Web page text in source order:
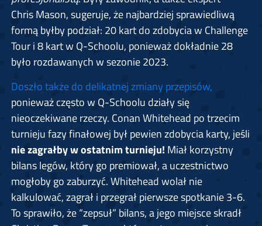
Chris Mason, sugeruje, że najbardziej sprawiedliwą
formą byłby podział: 20 kart do zdobycia w Challenge
Tour i 8 kart w Q-Schoolu, ponieważ dokładnie 28
było rozdawanych w sezonie 2023.
Doszło także do delikatnej zmiany przepisów,
ponieważ często w Q-Schoolu działy się
nieoczekiwane rzeczy. Conan Whitehead po trzecim
turnieju fazy finałowej był pewien zdobycia karty, jeśli
nie zagrałby w ostatnim turnieju! Miał korzystny
bilans legów, który go premiował, a uczestnictwo
mogłoby go zaburzyć. Whitehead wolał nie
kalkulować, zagrał i przegrał pierwsze spotkanie 3-6.
To sprawiło, że “zepsuł” bilans, a jego miejsce skradł